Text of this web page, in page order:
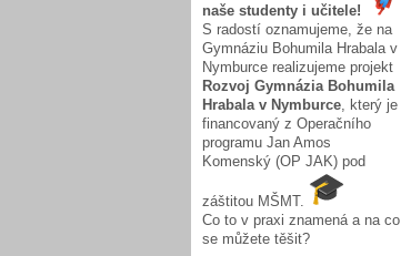
naše studenty i učitele!
S radostí oznamujeme, že na
Gymnáziu Bohumila Hrabala v
Nymburce realizujeme projekt
Rozvoj Gymnázia Bohumila
Hrabala v Nymburce , který je
financovaný z Operačního
programu Jan Amos
Komenský (OP JAK) pod
záštitou MŠMT.
Co to v praxi znamená a na co
se můžete těšit?